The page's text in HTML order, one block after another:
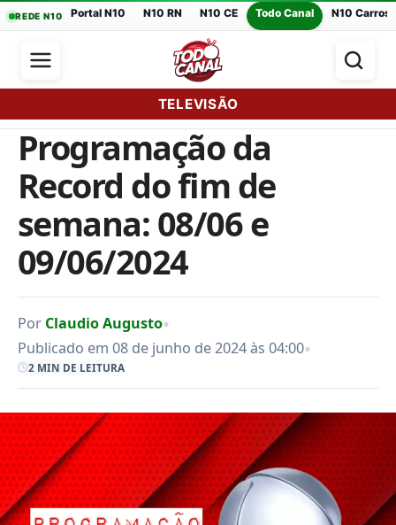
REDE N10 Portal N10 N10 RN N10 CE Todo Canal N10 Carros
TELEVISÃO
Programação da
Record do fim de
semana: 08/06 e
09/06/2024
Por Claudio Augusto•
Publicado em 08 de junho de 2024 às 04:00•
2 MIN DE LEITURA